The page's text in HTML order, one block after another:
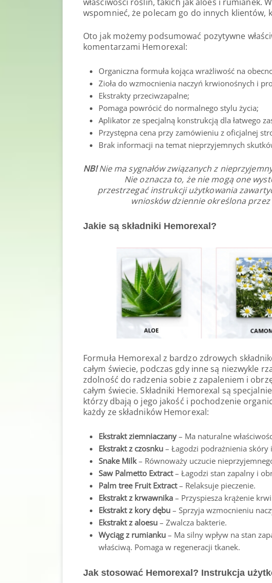
wspomnieć, że polecam go do innych klientów,
Oto jak możemy podsumować pozytywne
komentarzami Hemorexal:
Organiczna formuła kojąca wrażliwość na
Zioła do wzmocnienia naczyń krwionośnych i
Ekstrakty przeciwzapalne;
Pomaga powrócić do normalnego stylu życia;
Aplikator ze specjalną konstrukcją dla łatwego
Przystępna cena przy zamówieniu z oficjalnej
Brak informacji na temat nieprzyjemnych
NB!Nie ma sygnałów związanych z
Nie oznacza to, że nie mogą one
przestrzegać instrukcji użytkowania
wniosków dziennie określona
Jakie są składniki Hemorexal?
Formuła Hemorexal z bardzo zdrowych
całym świecie, podczas gdy inne są niezwykle
zdolność do radzenia sobie z zapaleniem i
całym świecie. Składniki Hemorexal są
którzy dbają o jego jakość i pochodzenie
każdy ze składników Hemorexal:
Ekstrakt ziemniaczany – Ma naturalne
Ekstrakt z czosnku – Łagodzi podrażnienia skóry
Snake Milk– Równoważy uczucie
Saw Palmetto Extract– Łagodzi stan zapalny i
Palm tree Fruit Extract– Relaksuje pieczenie.
Ekstrakt z krwawnika – Przyspiesza krążenie
Ekstrakt z kory dębu – Sprzyja wzmocnieniu
Ekstrakt z aloesu – Zwalcza bakterie.
Wyciąg z rumianku – Ma silny wpływ na stan
właściwą. Pomaga w regeneracji tkanek.
Jak stosować Hemorexal? Instrukcja